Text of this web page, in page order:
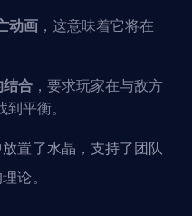
动画 ，这意味着它将在
结合 ，要求玩家在与敌方
平衡。
置了水晶，支持了团队
论。